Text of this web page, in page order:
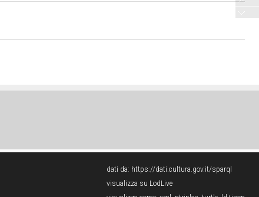
dati da: https://dati.cultura.gov.it/sparql
visualizza su LodLive